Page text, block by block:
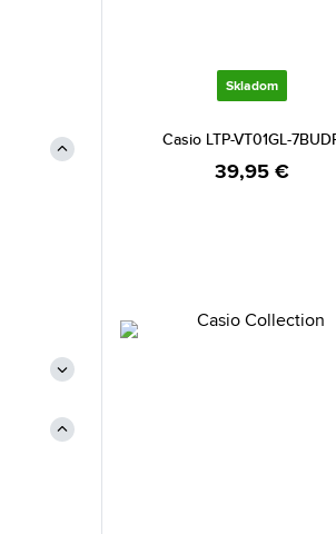
Skladom
Casio LTP-VT01GL-
39,95 €